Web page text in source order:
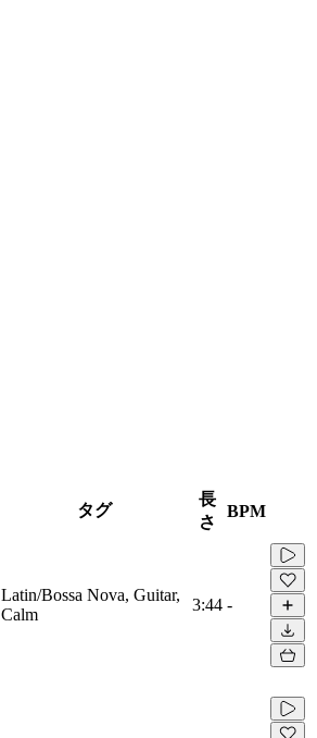
タグ
長
さ
BPM
Latin/Bossa Nova, Guitar,
Calm
3:44 -